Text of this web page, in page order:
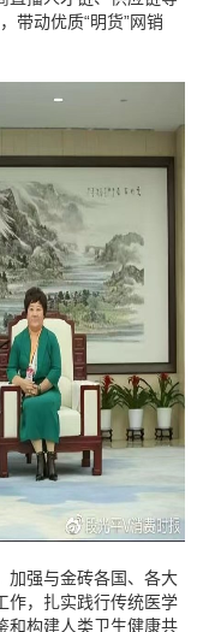
带动优质“明货”网销
加强与金砖各国、各大
作，扎实践行传统医学
和构建人类卫生健康共